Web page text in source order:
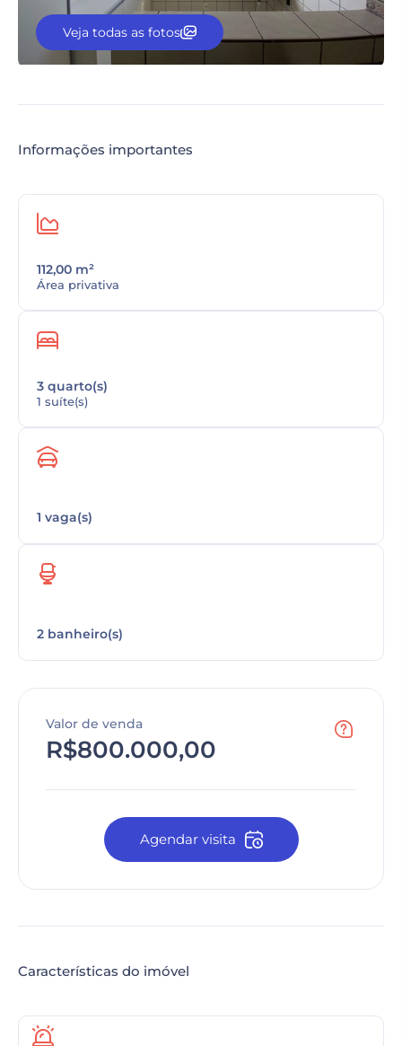
Veja todas as fotos
Informações importantes
112,00 m²
Área privativa
3 quarto(s)
1 suíte(s)
1 vaga(s)
2 banheiro(s)
Valor de venda
R$800.000,00
Agendar visita
Características do imóvel